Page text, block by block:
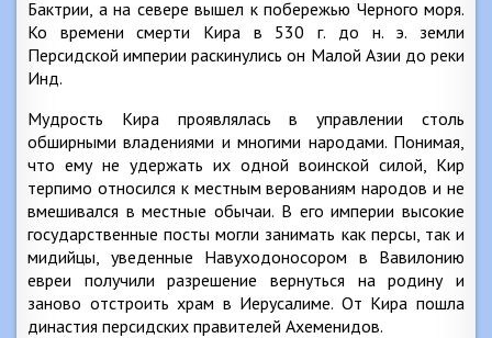
Бактрии, а на севере вышел к побережью Черного моря.
Ко времени смерти Кира в 530 г. до н. э. земли
Персидской империи раскинулись он Малой Азии до реки
Инд.
Мудрость Кира проявлялась в управлении столь
обширными владениями и многими народами. Понимая,
что ему не удержать их одной воинской силой, Кир
терпимо относился к местным верованиям народов и не
вмешивался в местные обычаи. В его империи высокие
государственные посты могли занимать как персы, так и
мидийцы, уведенные Навуходоносором в Вавилонию
евреи получили разрешение вернуться на родину и
заново отстроить храм в Иерусалиме. От Кира пошла
династия персидских правителей Ахеменидов.